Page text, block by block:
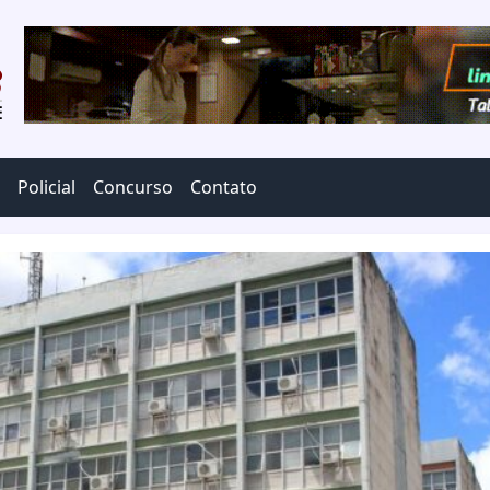
Policial Concurso Contato